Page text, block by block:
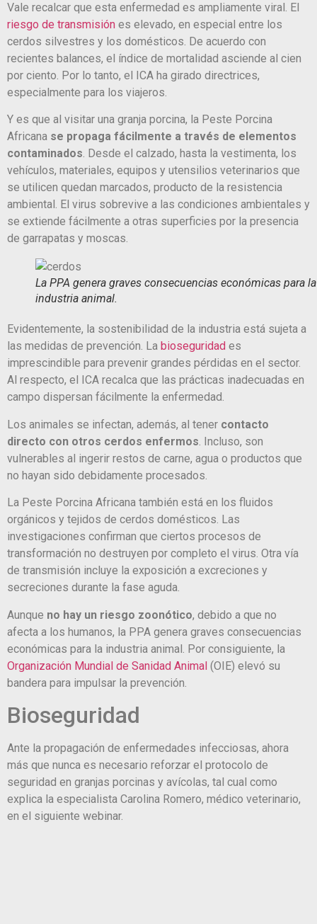
Vale recalcar que esta enfermedad es ampliamente viral. El
riesgo de transmisión es elevado, en especial entre los
cerdos silvestres y los domésticos. De acuerdo con
recientes balances, el índice de mortalidad asciende al cien
por ciento. Por lo tanto, el ICA ha girado directrices,
especialmente para los viajeros.
Y es que al visitar una granja porcina, la Peste Porcina
Africana se propaga fácilmente a través de elementos
contaminados. Desde el calzado, hasta la vestimenta, los
vehículos, materiales, equipos y utensilios veterinarios que
se utilicen quedan marcados, producto de la resistencia
ambiental. El virus sobrevive a las condiciones ambientales y
se extiende fácilmente a otras superficies por la presencia
de garrapatas y moscas.
La PPA genera graves consecuencias económicas para la
industria animal.
Evidentemente, la sostenibilidad de la industria está sujeta a
las medidas de prevención. La bioseguridad es
imprescindible para prevenir grandes pérdidas en el sector.
Al respecto, el ICA recalca que las prácticas inadecuadas en
campo dispersan fácilmente la enfermedad.
Los animales se infectan, además, al tener contacto
directo con otros cerdos enfermos. Incluso, son
vulnerables al ingerir restos de carne, agua o productos que
no hayan sido debidamente procesados.
La Peste Porcina Africana también está en los fluidos
orgánicos y tejidos de cerdos domésticos. Las
investigaciones confirman que ciertos procesos de
transformación no destruyen por completo el virus. Otra vía
de transmisión incluye la exposición a excreciones y
secreciones durante la fase aguda.
Aunque no hay un riesgo zoonótico, debido a que no
afecta a los humanos, la PPA genera graves consecuencias
económicas para la industria animal. Por consiguiente, la
Organización Mundial de Sanidad Animal (OIE) elevó su
bandera para impulsar la prevención.
Bioseguridad
Ante la propagación de enfermedades infecciosas, ahora
más que nunca es necesario reforzar el protocolo de
seguridad en granjas porcinas y avícolas, tal cual como
explica la especialista Carolina Romero, médico veterinario,
en el siguiente webinar.